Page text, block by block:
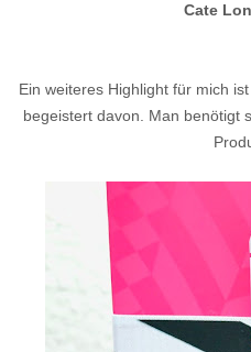
Cate
Ein weiteres Highlight für mich
begeistert davon. Man benötigt